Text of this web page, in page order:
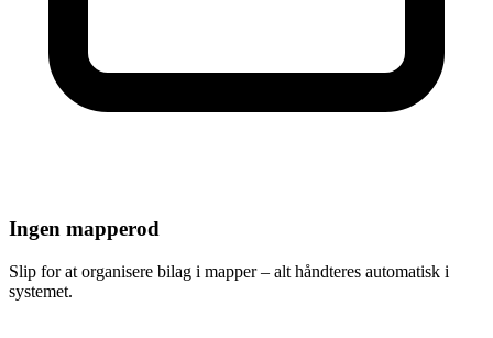
Ingen mapperod
Slip for at organisere bilag i mapper – alt håndteres automatisk i
systemet.